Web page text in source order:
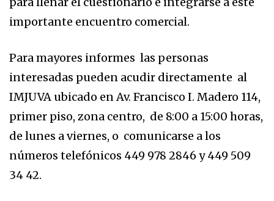
importante encuentro comercial.
Para mayores informes las personas
interesadas pueden acudir directamente al
IMJUVA ubicado en Av. Francisco I. Madero 114,
primer piso, zona centro, de 8:00 a 15:00 horas,
de lunes a viernes, o comunicarse a los
números telefónicos 449 978 2846 y 449 509
34 42.